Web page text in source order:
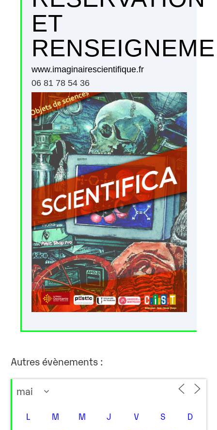
ET
www.imaginairescientifique.fr
06 81 78 54 36
Autres évènements :
L M M J V S D